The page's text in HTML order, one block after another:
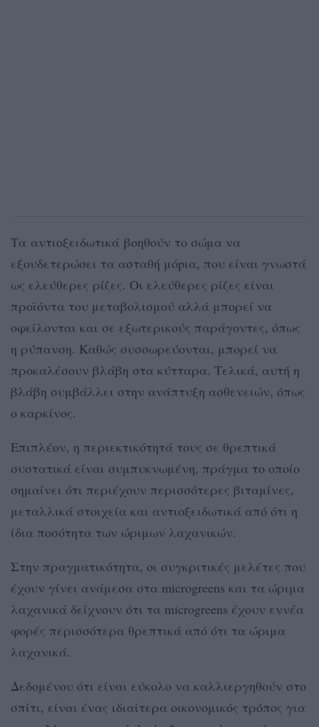
Τα αντιοξειδωτικά βοηθούν το σώμα να
εξουδετερώσει τα ασταθή μόpια, που είναι γνωστά
ως ελεύθερες ρίζες. Οι ελεύθερες ρίζες είναι
προϊόντα του μεταβολισμού αλλά μπορεί να
οφείλονται και σε εξωτερικούς παράγοντες, όπως
η ρύπανση. Καθώς συσσωρεύονται, μπορεί να
προκαλέσουν βλάβη στα κύτταρα. Τελικά, αυτή η
βλάβη συμβάλλει στην ανάπτυξη ασθενειών, όπως
ο καρκίνος.
Επιπλέον, η περιεκτικότητά τους σε θρεπτικά
συστατικά είναι συμπυκνωμένη, πράγμα το οποίο
σημαίνει ότι περιέχουν περισσότερες βιταμίνες,
μεταλλικά στοιχεία και αντιοξειδωτικά από ότι η
ίδια ποσότητα των ώριμων λαχανικών.
Στην πραγματικότητα, οι συγκριτικές μελέτες που
έχουν γίνει ανάμεσα στα microgreens και τα ώριμα
λαχανικά δείχνουν ότι τα microgreens έχουν εννέα
φορές περισσότερα θρεπτικά από ότι τα ώριμα
λαχανικά.
Δεδομένου ότι είναι εύκολο να καλλιεργηθούν στο
σπίτι, είναι ένας ιδιαίτερα οικονομικός τρόπος για